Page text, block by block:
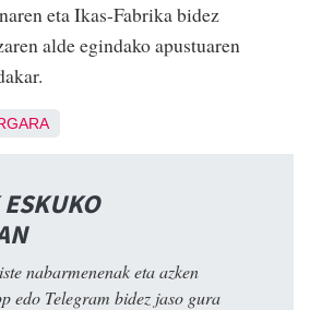
eta Ikas-Fabrika bidez
alde egindako apustuaren
nabarmenenak eta azken
edo Telegram bidez jaso gura